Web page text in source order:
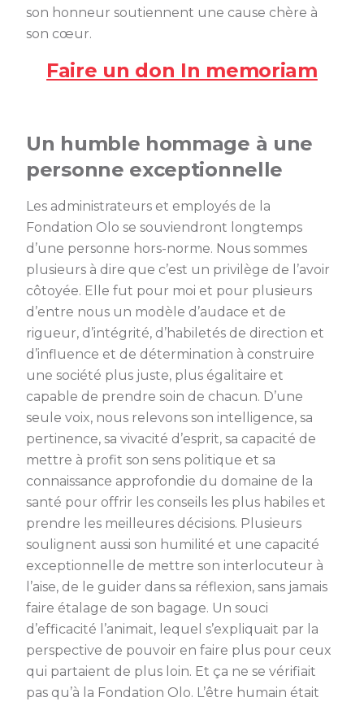
son honneur soutiennent une cause chère à
son cœur.
Faire un don In memoriam
Un humble hommage à une
personne exceptionnelle
Les administrateurs et employés de la
Fondation Olo se souviendront longtemps
d’une personne hors-norme. Nous sommes
plusieurs à dire que c’est un privilège de l’avoir
côtoyée. Elle fut pour moi et pour plusieurs
d’entre nous un modèle d’audace et de
rigueur, d’intégrité, d’habiletés de direction et
d’influence et de détermination à construire
une société plus juste, plus égalitaire et
capable de prendre soin de chacun. D’une
seule voix, nous relevons son intelligence, sa
pertinence, sa vivacité d’esprit, sa capacité de
mettre à profit son sens politique et sa
connaissance approfondie du domaine de la
santé pour offrir les conseils les plus habiles et
prendre les meilleures décisions. Plusieurs
soulignent aussi son humilité et une capacité
exceptionnelle de mettre son interlocuteur à
l’aise, de le guider dans sa réflexion, sans jamais
faire étalage de son bagage. Un souci
d’efficacité l’animait, lequel s’expliquait par la
perspective de pouvoir en faire plus pour ceux
qui partaient de plus loin. Et ça ne se vérifiait
pas qu’à la Fondation Olo. L’être humain était